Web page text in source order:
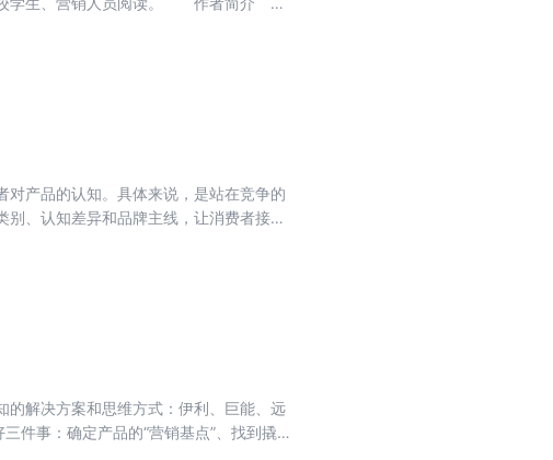
刻理解和对中国市场、文化的透彻剖析
院客座教授、对外经济贸易大学工商管
战争》等。
对产品的认知。具体来说，是站在竞争的
、认知差异和品牌主线，让消费者接受
的解决方案和思维方式：伊利、巨能、远
件事：确定产品的“营销基点”、找到撬动